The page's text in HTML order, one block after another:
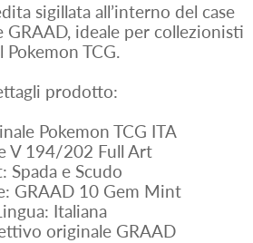
sigillata all’interno del case
ideale per collezionisti
Pokemon TCG.
prodotto:
Pokemon TCG ITA
V 194/202 Full Art
Spada e Scudo
GRAAD 10 Gem Mint
Italiana
originale GRAAD